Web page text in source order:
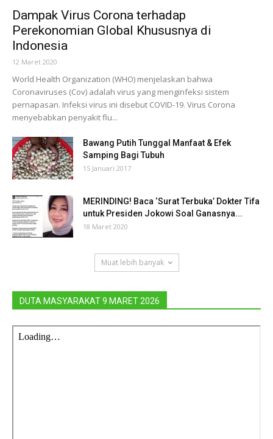
Dampak Virus Corona terhadap
Perekonomian Global Khususnya di
Indonesia
12 Maret 2020
World Health Organization (WHO) menjelaskan bahwa
Coronaviruses (Cov) adalah virus yang menginfeksi sistem
pernapasan. Infeksi virus ini disebut COVID-19. Virus Corona
menyebabkan penyakit flu...
Bawang Putih Tunggal Manfaat & Efek
Samping Bagi Tubuh
15 Januari 2017
MERINDING! Baca ‘Surat Terbuka’ Dokter Tifa
untuk Presiden Jokowi Soal Ganasnya...
18 Maret 2020
Muat lebih banyak
DUTA MASYARAKAT 9 MARET 2026